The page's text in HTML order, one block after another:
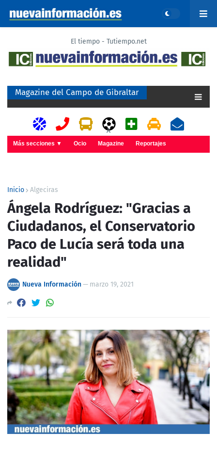
El tiempo - Tutiempo.net
Magazine del Campo de Gibraltar
A
Más secciones ▼ Ocio Magazine Reportajes
Inicio Algeciras
Ángela Rodríguez: "Gracias a
Ciudadanos, el Conservatorio
Paco de Lucía será toda una
realidad"
Nueva Información— marzo 19, 2021